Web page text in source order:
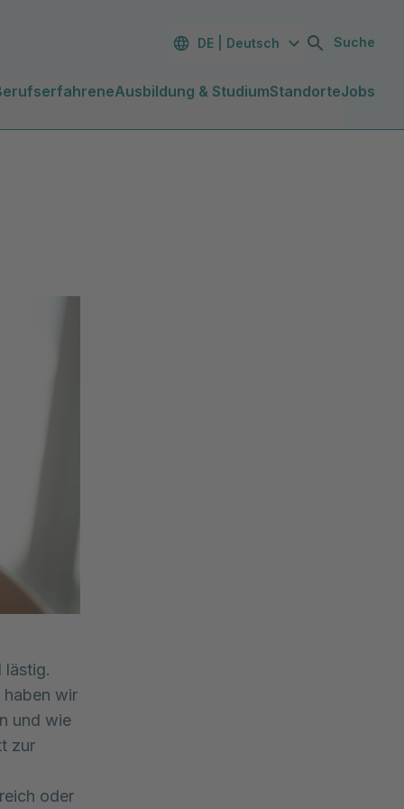
DE | Deutsch Suche
Ausbildung & StudiumStandorteJobs
lästig.
haben wir
und wie
zur
oder